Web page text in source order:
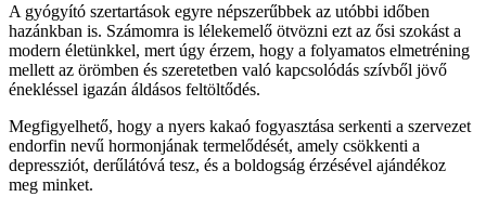
A gyógyító szertartások egyre népszerűbbek az utóbbi időben
hazánkban is. Számomra is lélekemelő ötvözni ezt az ősi szokást a
modern életünkkel, mert úgy érzem, hogy a folyamatos elmetréning
mellett az örömben és szeretetben való kapcsolódás szívből jövő
énekléssel igazán áldásos feltöltődés.
Megfigyelhető, hogy a nyers kakaó fogyasztása serkenti a szervezet
endorfin nevű hormonjának termelődését, amely csökkenti a
depressziót, derűlátóvá tesz, és a boldogság érzésével ajándékoz
meg minket.